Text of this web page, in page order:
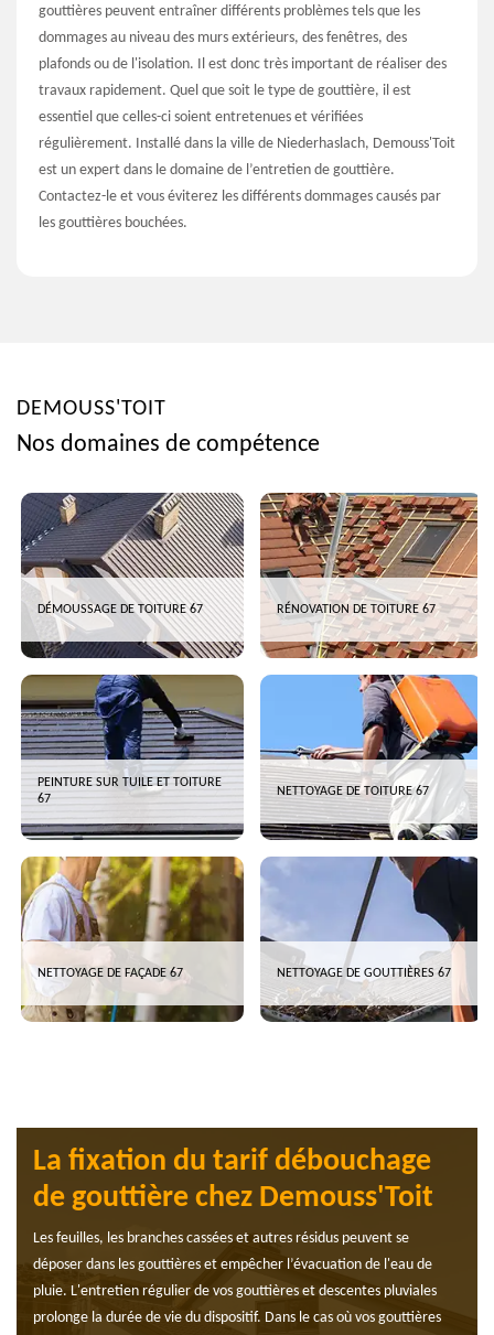
gouttières peuvent entraîner différents problèmes tels que les
dommages au niveau des murs extérieurs, des fenêtres, des
plafonds ou de l'isolation. Il est donc très important de réaliser des
travaux rapidement. Quel que soit le type de gouttière, il est
essentiel que celles-ci soient entretenues et vérifiées
régulièrement. Installé dans la ville de Niederhaslach, Demouss'Toit
est un expert dans le domaine de l’entretien de gouttière.
Contactez-le et vous éviterez les différents dommages causés par
les gouttières bouchées.
DEMOUSS'TOIT
Nos domaines de compétence
DÉMOUSSAGE DE TOITURE 67 RÉNOVATION DE TOITURE 67
PEINTURE SUR TUILE ET TOITURE
67
NETTOYAGE DE TOITURE 67
NETTOYAGE DE FAÇADE 67 NETTOYAGE DE GOUTTIÈRES 67
La fixation du tarif débouchage
de gouttière chez Demouss'Toit
Les feuilles, les branches cassées et autres résidus peuvent se
déposer dans les gouttières et empêcher l’évacuation de l'eau de
pluie. L'entretien régulier de vos gouttières et descentes pluviales
prolonge la durée de vie du dispositif. Dans le cas où vos gouttières